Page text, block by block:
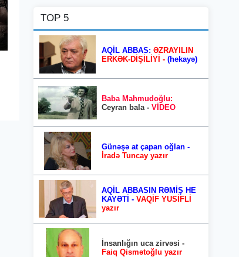
TOP 5
AQİL ABBAS: ƏZRAYILIN
ERKƏK-DİŞİLİYİ - (hekayə)
Baba Mahmudoğlu:
Ceyran bala - VİDEO
Günəşə at çapan oğlan -
İradə Tuncay yazır
AQİL ABBASIN RƏMİŞ HE
KAYƏTİ - VAQİF YUSİFLİ
yazır
İnsanlığın uca zirvəsi -
Faiq Qismətoğlu yazır